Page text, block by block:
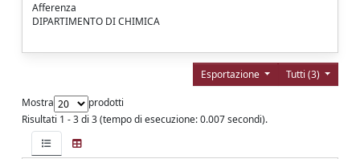
Afferenza
DIPARTIMENTO DI CHIMICA
Tutti (3)
Esportazione
Mostra
prodotti
Risultati 1 - 3 di 3 (tempo di esecuzione: 0.007 secondi).